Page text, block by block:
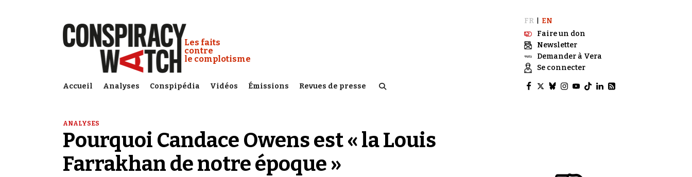
Conspiracy Watch :
Les faits
contre
le complotisme
Accueil Analyses Conspipédia Vidéos Émissions Revues de presse
FR
EN
Faire un don
Newsletter
Demander à Vera
Se connecter
ANALYSES
Pourquoi Candace Owens est « la Louis
Farrakhan de notre époque »